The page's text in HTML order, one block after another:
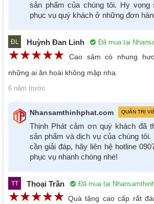
sản phẩm của chúng tôi. Hy
phục vụ quý khách ở những đơn
ĐL Huỳnh Đan Linh Đã mua tại
☆☆☆☆☆
★★★★★
Cao sâm có nhung
những ai ăn hoài không mập nha.
6 năm trước
Nhansamthinhphat.com QUẢN TRỊ
Thịnh Phát cảm ơn quý khách đã
sản phẩm và dịch vụ của chúng tôi.
cần giải đáp, hãy liên hệ hotline
phục vụ nhanh chóng nhé!
TT Thoại Trần Đã mua tại
☆☆☆☆☆
★★★★★ Quà tặng cao cấp rất